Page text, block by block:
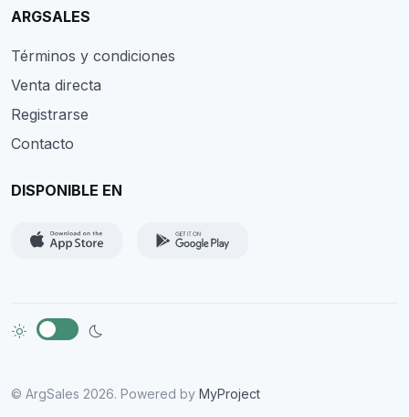
ARGSALES
Términos y condiciones
Venta directa
Registrarse
Contacto
DISPONIBLE EN
© ArgSales 2026. Powered by MyProject